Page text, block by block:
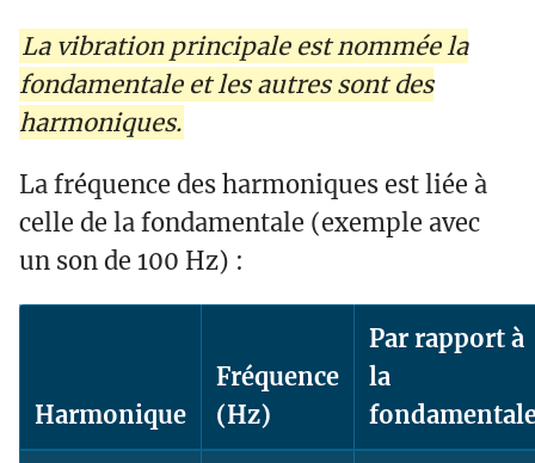
La vibration principale est nommée la
fondamentaleet les autres sont des
harmoniques.
La fréquence des harmoniques est liée à
celle de la fondamentale (exemple avec
un son de 100 Hz) :
Harmonique
Fréquence
(Hz)
Par rapport à
la